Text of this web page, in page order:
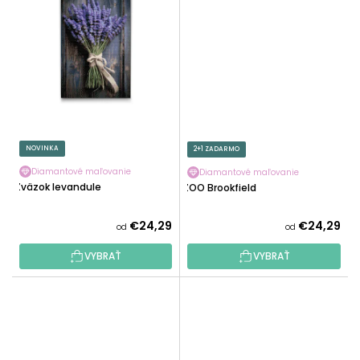
NOVINKA
Diamantové maľovanie
Zväzok levandule
od €24,29
VYBRAŤ
2+1 ZADARMO
Diamantové maľovanie
ZOO Brookfield
od €24,29
VYBRAŤ